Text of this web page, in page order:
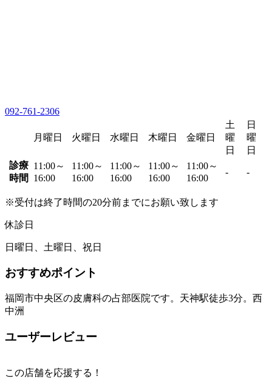
092-761-2306
月曜日 火曜日 水曜日 木曜日 金曜日
土
曜
日
日
曜
日
診療
時間
11:00～
16:00
11:00～
16:00
11:00～
16:00
11:00～
16:00
11:00～
16:00
- -
※受付は終了時間の20分前までにお願い致します
休診日
日曜日、土曜日、祝日
おすすめポイント
福岡市中央区の皮膚科の占部医院です。天神駅徒歩3分。西
中洲
ユーザーレビュー
この店舗を応援する！